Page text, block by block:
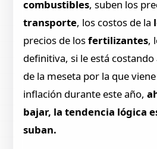
combustibles, suben los
transporte, los costos de la
precios de losfertilizantes,
definitiva, si le está
de la meseta por la que
inflación durante este año,
bajar, la tendencia lógica
suban.